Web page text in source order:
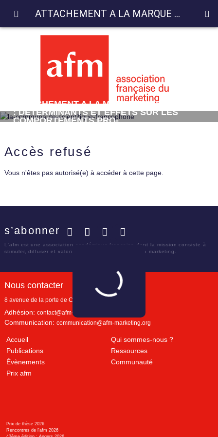
ATTACHEMENT A LA MARQUE ASSOCIATIVE
: DETERMINANTS ET EFFETS SUR LES
COMPORTEMENTS PRO-
Accès refusé
Vous n'êtes pas autorisé(e) à accéder à cette page.
s’abonner
L'afm est une association académique française dont la mission consiste à
stimuler, diffuser et valoriser le savoir scientifique en marketing.
Nous contacter
8 avenue de la porte de Champerret
Adhésion: contact@afm-marketing.org
Communication: communication@afm-marketing.org
Accueil
Qui sommes-nous ?
Publications
Ressources
Évènements
Communauté
Prix afm
Prix de thèse 2026
Rencontres de l'afm 2026
ATTACHEMENT A LA MARQUE ASSOCIATIVE : DETERMINANTS ET EFFETS SUR LES COMPORTEMENTS PRO-ENVIRONNEMENTAUX